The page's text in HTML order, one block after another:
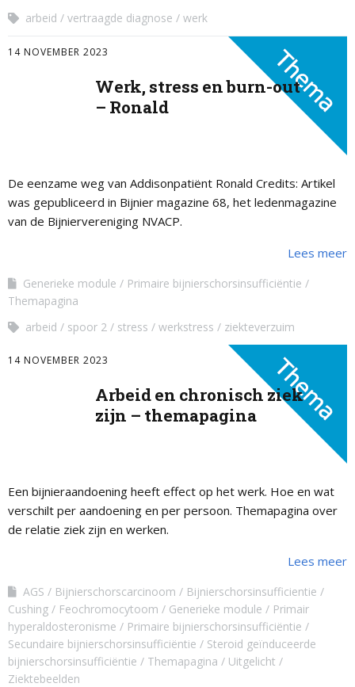
arbeid
vertraagde diagnose werk
14 NOVEMBER 2023
Werk, stress en burn-out
– Ronald
De eenzame weg van Addisonpatiënt Ronald Credits: Artikel
was gepubliceerd in Bijnier magazine 68, het ledenmagazine
van de Bijniervereniging NVACP.
Lees meer
Generieke module
Primaire bijnierschorsinsufficiëntie
Themapagina
arbeid
spoor 2 stress werkstress ziekteverzuim
14 NOVEMBER 2023
Arbeid en chronisch ziek
zijn – themapagina
Een bijnieraandoening heeft effect op het werk. Hoe en wat
verschilt per aandoening en per persoon. Themapagina over
de relatie ziek zijn en werken.
Lees meer
AGS Bijnierschorscarcinoom
Bijnierschorsinsufficientie
Cushing
Feochromocytoom Generieke module
Primair
hyperaldosteronisme
Primaire bijnierschorsinsufficiëntie
Secundaire bijnierschorsinsufficiëntie
Steroid geïnduceerde
bijnierschorsinsufficiëntie
Themapagina
Uitgelicht
Ziektebeelden